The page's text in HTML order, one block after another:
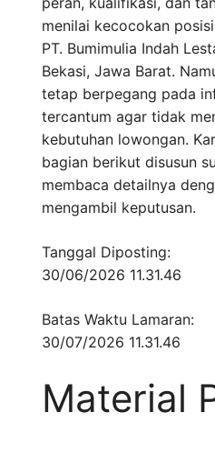
menilai kecocokan
PT. Bumimulia Indah
Bekasi, Jawa Barat.
tetap berpegang pada
tercantum agar tidak
kebutuhan lowongan.
bagian berikut disusun
membaca detailnya
mengambil keputusan.
Tanggal Diposting:
30/06/2026 11.31.46
Batas Waktu Lamaran:
30/07/2026 11.31.46
Material